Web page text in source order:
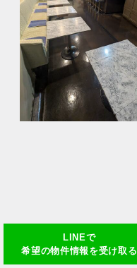
LINEで
希望の物件情報を受け取る